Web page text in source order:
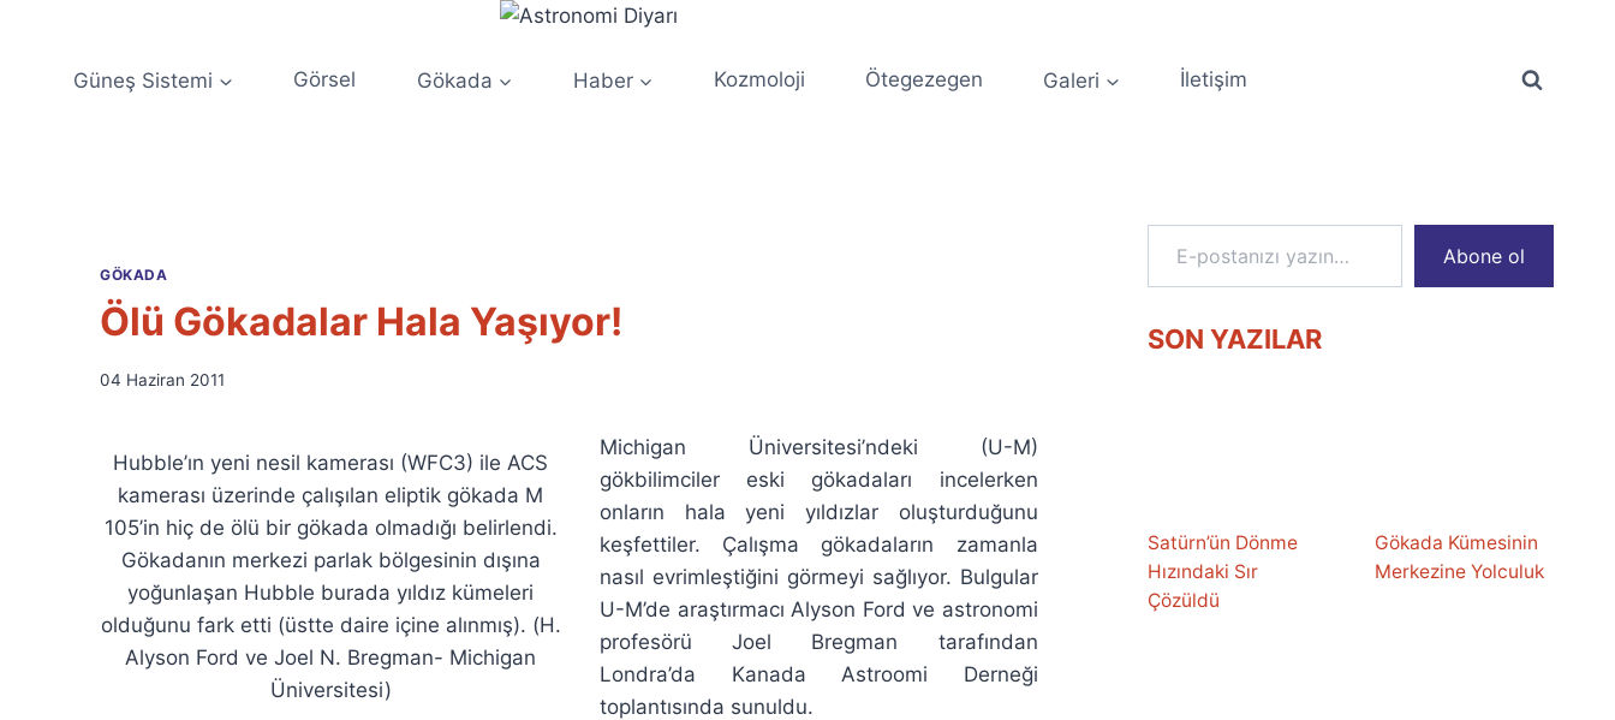
Güneş Sistemi Görsel Gökada Haber Kozmoloji Ötegezegen Galeri İletişim
GÖKADA
Ölü Gökadalar Hala Yaşıyor!
By
Özyar
04 Haziran 2011
Hubble’ın yeni nesil kamerası (WFC3) ile ACS
kamerası üzerinde çalışılan eliptik gökada M
105’in hiç de ölü bir gökada olmadığı belirlendi.
Gökadanın merkezi parlak bölgesinin dışına
yoğunlaşan Hubble burada yıldız kümeleri
olduğunu fark etti (üstte daire içine alınmış). (H.
Alyson Ford ve Joel N. Bregman- Michigan
Üniversitesi)
Michigan Üniversitesi’ndeki (U-M)
gökbilimciler eski gökadaları incelerken
onların hala yeni yıldızlar oluşturduğunu
keşfettiler. Çalışma gökadaların zamanla
nasıl evrimleştiğini görmeyi sağlıyor. Bulgular
U-M’de araştırmacı Alyson Ford ve astronomi
profesörü Joel Bregman tarafından
Londra’da Kanada Astroomi Derneği
toplantısında sunuldu.
E-postanızı yazın…
Abone ol
SON YAZILAR
Satürn’ün Dönme
Hızındaki Sır
Çözüldü
Gökada Kümesinin
Merkezine Yolculuk